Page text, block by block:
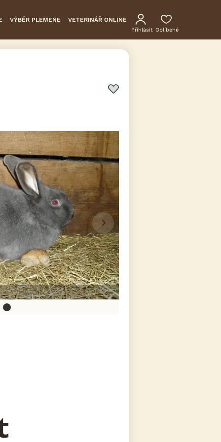
VÝBĚR PLEMENE VETERINÁŘ ONLINE
Přihlásit Oblíbené